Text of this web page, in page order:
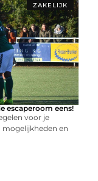
ZAKELIJK
escaperoom eens!
voor je
mogelijkheden en